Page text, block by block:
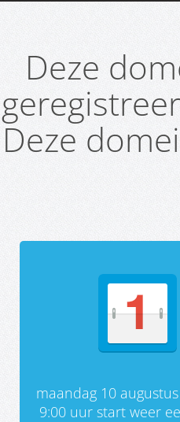
Deze
Deze
maandag 10
9:00 uur start weer